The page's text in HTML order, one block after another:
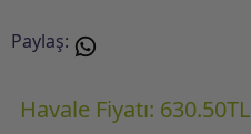
Paylaş:
Havale Fiyatı: 630.50TL